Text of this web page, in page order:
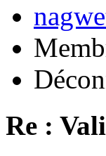
Re :